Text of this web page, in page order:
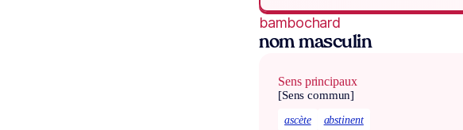
bambochard
nom masculin
Sens principaux
[Sens commun]
ascète abstinent